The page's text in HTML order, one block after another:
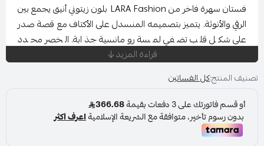
فستان سهرة فاخر من LARA Fashion بلون زيتوني أنيق يجمع بين
الرقي والأنوثة. يتميز بتصميمه المنسدل على الأكتاف مع قصة صدر
على شكل قلب تضفي لمسة رومانسية جذابة. الخصر محدد
بدقة ليبرز القوام، فيما تنساب التنورة الواسعة بأطراف ناعمة
الفستان مثالي للسهرات الفاخرة، حفلات الزفاف، والخطوبات،
ليمنحك حضورًا مميزًا وإطلالة تخطف الأنظار
قراءة المزيد
تصنيف المنتج:كل الفساتين